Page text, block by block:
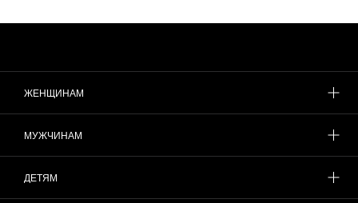
ЖЕНЩИНАМ
МУЖЧИНАМ
ДЕТЯМ